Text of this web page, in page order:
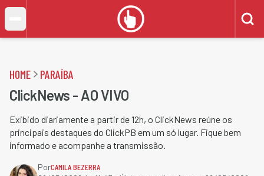
HOME PARAÍBA
ClickNews - AO VIVO
Exibido diariamente a partir de 12h, o ClickNews reúne os
principais destaques do ClickPB em um só lugar. Fique bem
informado e acompanhe a transmissão.
PorCAMILA BEZERRA